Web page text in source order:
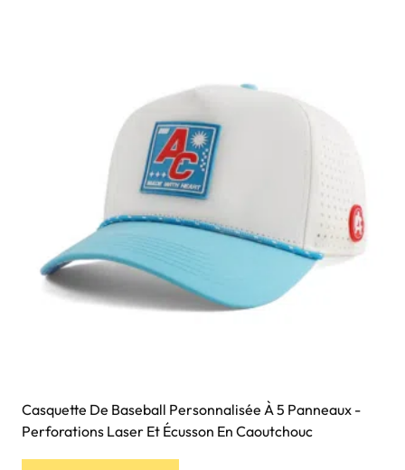
Casquette De Baseball Personnalisée À 5 Panneaux -
Perforations Laser Et Écusson En Caoutchouc